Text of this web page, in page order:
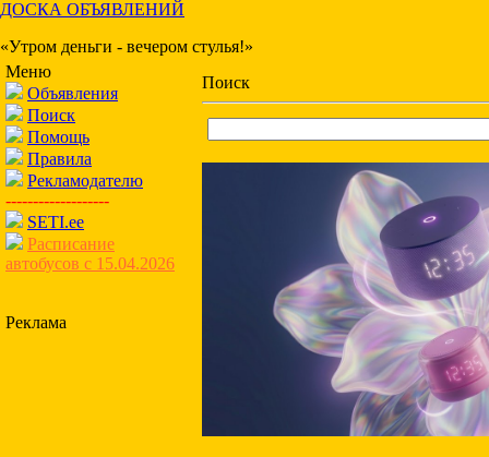
ДОСКА ОБЪЯВЛЕНИЙ
«Утром деньги - вечером стулья!»
Меню
Объявления
Поиск
Помощь
Правила
Рекламодателю
-------------------
SETI.ee
Расписание
автобусов с 15.04.2026
Реклама
Поиск